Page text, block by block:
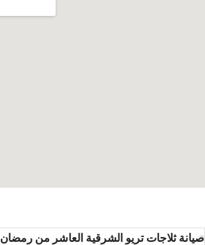
صيانة ثلاجات تريو الشرقية العاشر من رمضان